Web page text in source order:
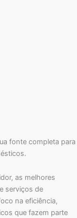
fonte completa para
as melhores
serviços de
na eficiência,
que fazem parte